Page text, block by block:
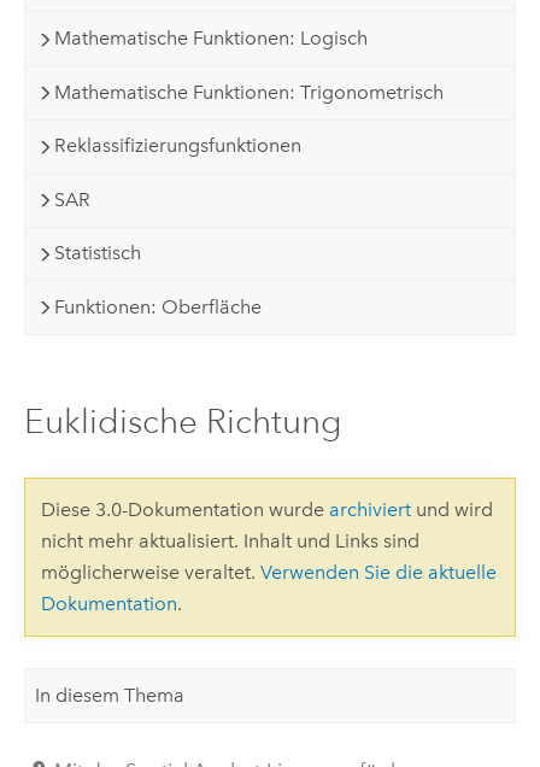
Mathematische Funktionen: Logisch
Mathematische Funktionen: Trigonometrisch
Reklassifizierungsfunktionen
SAR
Statistisch
Funktionen: Oberfläche
Euklidische Richtung
Diese 3.0-Dokumentation wurde archiviertund wird
nicht mehr aktualisiert. Inhalt und Links sind
möglicherweise veraltet. Verwenden Sie die aktuelle
Dokumentation.
In diesem Thema